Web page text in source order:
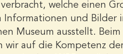
welche einen
Informationen und Bilder
Museum ausstellt. Beim
wir auf die Kompetenz